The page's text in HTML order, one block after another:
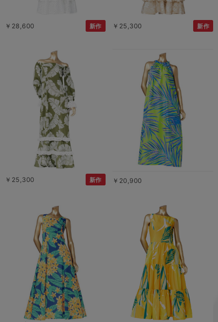
￥28,600 新作 ￥25,300 新作
￥25,300 新作 ￥20,900